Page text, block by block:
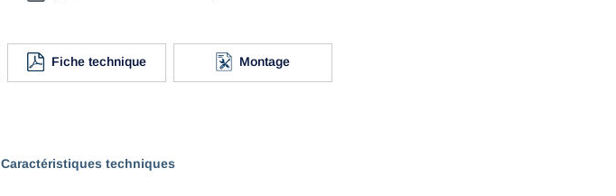
Fiche technique Montage
Caractéristiques techniques